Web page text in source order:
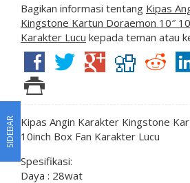
Bagikan informasi tentang Kipas
Kingstone Kartun Doraemon 10″
Karakter Lucu kepada teman atau
Kipas Angin Karakter Kingstone
10inch Box Fan Karakter Lucu
Spesifikasi:
Daya : 28wat
SIDEBAR